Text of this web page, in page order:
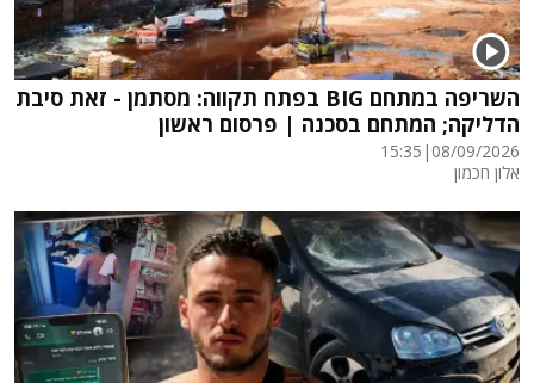
השריפה במתחם BIG בפתח תקווה: מסתמן - זאת סיבת
הדליקה; המתחם בסכנה | פרסום ראשון
08/09/2026
|
15:35
אלון חכמון